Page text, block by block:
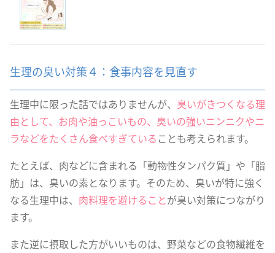
生理の臭い対策４：食事内容を見直す
生理中に限った話ではありませんが、 臭いがきつくなる理
由として、お肉や油っこいもの、臭いの強いニンニクやニ
ラなどをたくさん食べすぎていることも考えられます。
たとえば、肉などに含まれる「動物性タンパク質」や「脂
肪」は、臭いの素となります。そのため、臭いが特に強く
なる生理中は、 肉料理を避けることが臭い対策につながり
ます。
また逆に摂取した方がいいものは、野菜などの食物繊維を